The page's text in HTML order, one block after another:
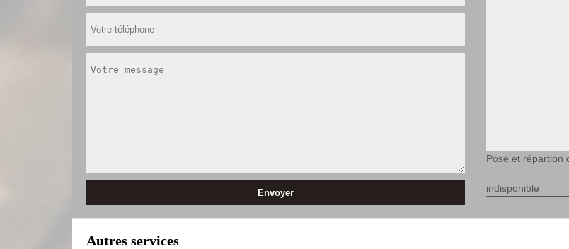
Pose et répartion
indisponible
Autres services